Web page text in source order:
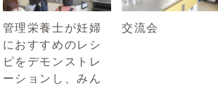
管理栄養士が妊婦
におすすめのレシ
ピをデモンストレ
ーションし、みん
交流会